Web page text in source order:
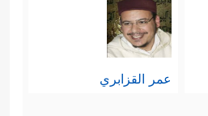
عمر القزابري